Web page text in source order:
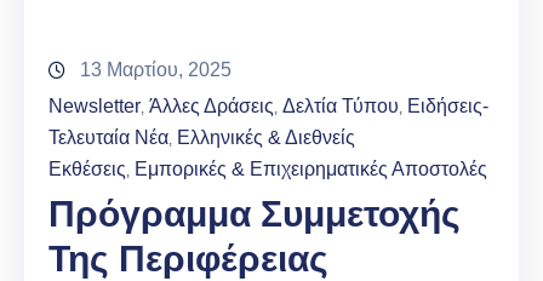
13 Μαρτίου, 2025
Newsletter Άλλες Δράσεις Δελτία Τύπου Ειδήσεις-
Τελευταία Νέα Ελληνικές & Διεθνείς
Εκθέσεις Εμπορικές & Επιχειρηματικές Αποστολές
Πρόγραμμα Συμμετοχής
Της Περιφέρειας